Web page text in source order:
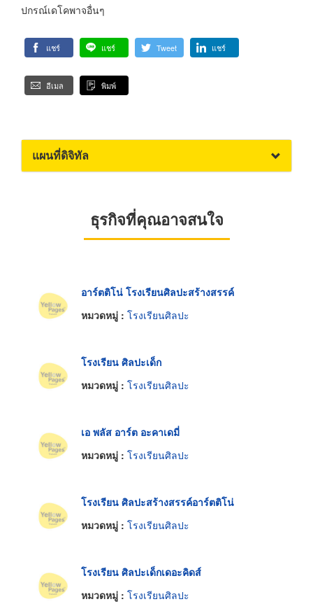
ปกรณ์เดโคพาจอื่นๆ
แชร์ แชร์ Tweet แชร์
อีเมล พิมพ์
แผนที่ดิจิทัล
ธุรกิจที่คุณอาจสนใจ
อาร์ตติโน่ โรงเรียนศิลปะสร้างสรรค์
หมวดหมู่ : โรงเรียนศิลปะ
โรงเรียน ศิลปะเด็ก
หมวดหมู่ : โรงเรียนศิลปะ
เอ พลัส อาร์ต อะคาเดมี่
หมวดหมู่ : โรงเรียนศิลปะ
โรงเรียน ศิลปะสร้างสรรค์อาร์ตติโน่
หมวดหมู่ : โรงเรียนศิลปะ
โรงเรียน ศิลปะเด็กเดอะคิดส์
หมวดหมู่ : โรงเรียนศิลปะ